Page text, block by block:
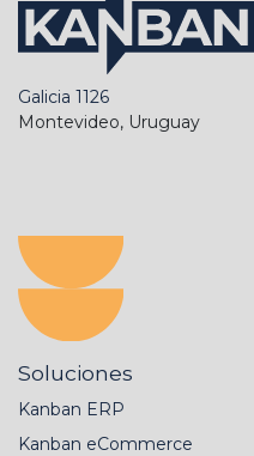
Galicia 1126
Montevideo, Uruguay
Soluciones
Kanban ERP
Kanban eCommerce